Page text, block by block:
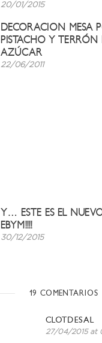
20/01/2015
DECORACION MESA
PISTACHO Y TERRÓN
AZÚCAR
22/06/2011
Y… ESTE ES EL
EBYM!!!!
30/12/2015
19 COMENTARIOS
CLOTDESAL
27/04/2015 at